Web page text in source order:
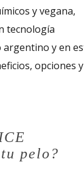
y vegana,
tecnología
argentino y en
opciones y
pelo?